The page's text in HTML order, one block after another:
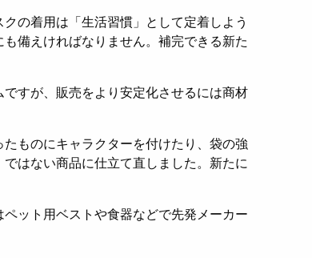
の着用は「生活習慣」として定着しよう
備えければなりません。補完できる新た
すが、販売をより安定化させるには商材
ものにキャラクターを付けたり、袋の強
はない商品に仕立て直しました。新たに
ット用ベストや食器などで先発メーカー